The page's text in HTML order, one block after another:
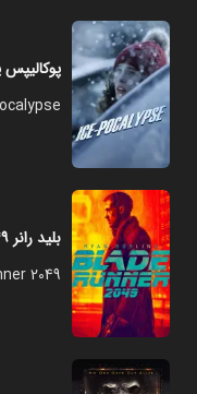
بلید رانر ۲۰۴۹ (۲۰۱۷)
2049